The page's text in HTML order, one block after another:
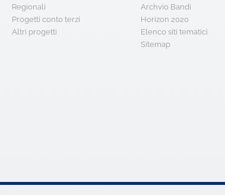
Regionali
Progetti conto terzi
Altri progetti
Archvio Bandi
Horizon 2020
Elenco siti tematici
Sitemap